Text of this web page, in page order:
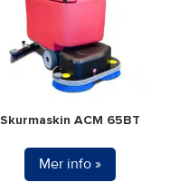
Skurmaskin ACM 65BT
Mer info »